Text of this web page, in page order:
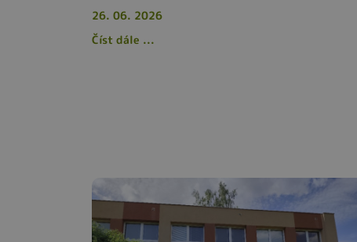
26. 06. 2026
Číst dále ...